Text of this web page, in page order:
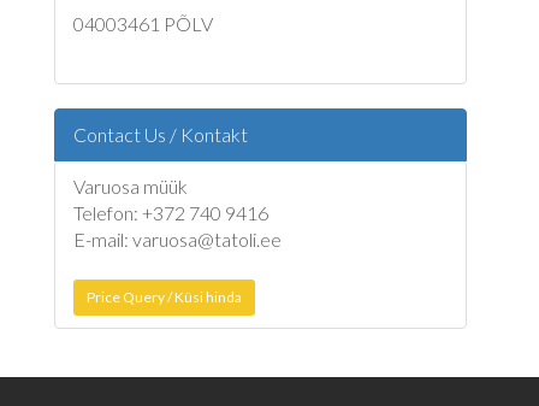
04003461 PÕLV
Contact Us / Kontakt
Varuosa müük
Telefon: +372 740 9416
E-mail: varuosa@tatoli.ee
Price Query / Küsi hinda